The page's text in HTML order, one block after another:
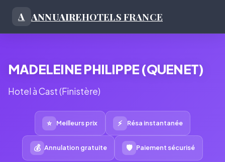
A ANNUAIREHOTELS FRANCE
MADELEINE PHILIPPE (QUENET)
Hotel à Cast (Finistère)
⭐ Meilleurs prix ⚡ Résa instantanée
💰 Annulation gratuite 🛡 Paiement sécurisé